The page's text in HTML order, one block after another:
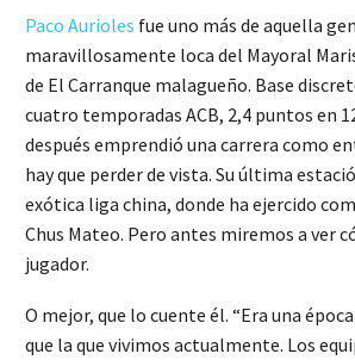
Paco Aurioles fue uno más de aquella
maravillosamente loca del Mayoral
de El Carranque malagueño. Base
cuatro temporadas ACB, 2,4 puntos en
después emprendió una carrera como
hay que perder de vista. Su última
exótica liga china, donde ha ejercido
Chus Mateo. Pero antes miremos a ver
jugador.
O mejor, que lo cuente él. “Era una
que la que vivimos actualmente. Los